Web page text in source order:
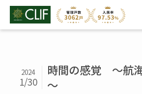
時間の感覚 ～航
～
2024
1/30